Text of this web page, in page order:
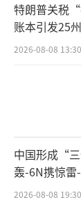
特朗普关税
账本引发25
2026-08-08
中国形成“
轰-6N携惊雷
2026-08-08